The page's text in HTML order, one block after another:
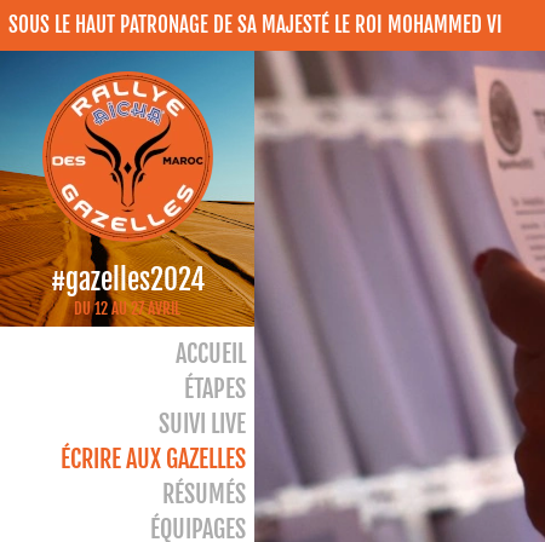
SOUS LE HAUT PATRONAGE DE SA MAJESTÉ LE ROI MOHAMMED VI
#gazelles2024
DU 12 AU 27 AVRIL
ACCUEIL
ÉTAPES
SUIVI LIVE
ÉCRIRE AUX GAZELLES
RÉSUMÉS
ÉQUIPAGES